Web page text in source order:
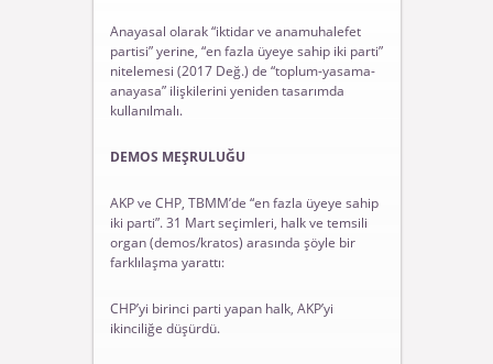
Anayasal olarak “iktidar ve anamuhalefet
partisi” yerine, “en fazla üyeye sahip iki parti”
nitelemesi (2017 Değ.) de “toplum-yasama-
anayasa” ilişkilerini yeniden tasarımda
kullanılmalı.
DEMOS MEŞRULUĞU
AKP ve CHP, TBMM’de “en fazla üyeye sahip
iki parti”. 31 Mart seçimleri, halk ve temsili
organ (demos/kratos) arasında şöyle bir
farklılaşma yarattı:
CHP’yi birinci parti yapan halk, AKP’yi
ikinciliğe düşürdü.